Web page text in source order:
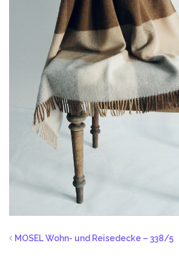
MOSEL Wohn- und Reisedecke – 338/5